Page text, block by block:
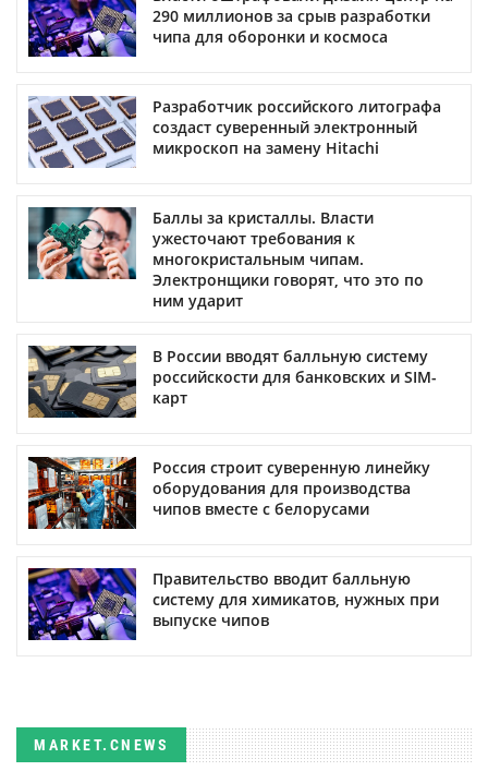
290 миллионов за срыв разработки
чипа для оборонки и космоса
Разработчик российского литографа
создаст суверенный электронный
микроскоп на замену Hitachi
Баллы за кристаллы. Власти
ужесточают требования к
многокристальным чипам.
Электронщики говорят, что это по
ним ударит
В России вводят балльную систему
российскости для банковских и SIM-
карт
Россия строит суверенную линейку
оборудования для производства
чипов вместе с белорусами
Правительство вводит балльную
систему для химикатов, нужных при
выпуске чипов
MARKET.CNEWS